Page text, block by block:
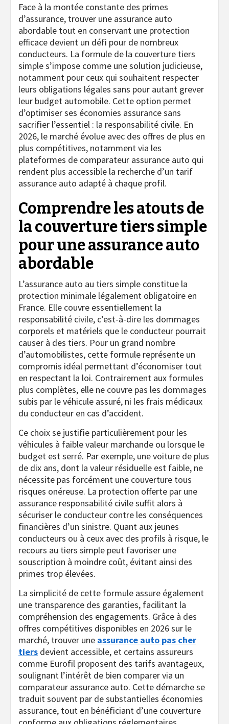
Face à la montée constante des primes
d’assurance, trouver une assurance auto
abordable tout en conservant une protection
efficace devient un défi pour de nombreux
conducteurs. La formule de la couverture tiers
simple s’impose comme une solution judicieuse,
notamment pour ceux qui souhaitent respecter
leurs obligations légales sans pour autant grever
leur budget automobile. Cette option permet
d’optimiser ses économies assurance sans
sacrifier l’essentiel : la responsabilité civile. En
2026, le marché évolue avec des offres de plus en
plus compétitives, notamment via les
plateformes de comparateur assurance auto qui
rendent plus accessible la recherche d’un tarif
assurance auto adapté à chaque profil.
Comprendre les atouts de
la couverture tiers simple
pour une assurance auto
abordable
L’assurance auto au tiers simple constitue la
protection minimale légalement obligatoire en
France. Elle couvre essentiellement la
responsabilité civile, c’est-à-dire les dommages
corporels et matériels que le conducteur pourrait
causer à des tiers. Pour un grand nombre
d’automobilistes, cette formule représente un
compromis idéal permettant d’économiser tout
en respectant la loi. Contrairement aux formules
plus complètes, elle ne couvre pas les dommages
subis par le véhicule assuré, ni les frais médicaux
du conducteur en cas d’accident.
Ce choix se justifie particulièrement pour les
véhicules à faible valeur marchande ou lorsque le
budget est serré. Par exemple, une voiture de plus
de dix ans, dont la valeur résiduelle est faible, ne
nécessite pas forcément une couverture tous
risques onéreuse. La protection offerte par une
assurance responsabilité civile suffit alors à
sécuriser le conducteur contre les conséquences
financières d’un sinistre. Quant aux jeunes
conducteurs ou à ceux avec des profils à risque, le
recours au tiers simple peut favoriser une
souscription à moindre coût, évitant ainsi des
primes trop élevées.
La simplicité de cette formule assure également
une transparence des garanties, facilitant la
compréhension des engagements. Grâce à des
offres compétitives disponibles en 2026 sur le
marché, trouver une assurance auto pas cher
tiers devient accessible, et certains assureurs
comme Eurofil proposent des tarifs avantageux,
soulignant l’intérêt de bien comparer via un
comparateur assurance auto. Cette démarche se
traduit souvent par de substantielles économies
assurance, tout en bénéficiant d’une couverture